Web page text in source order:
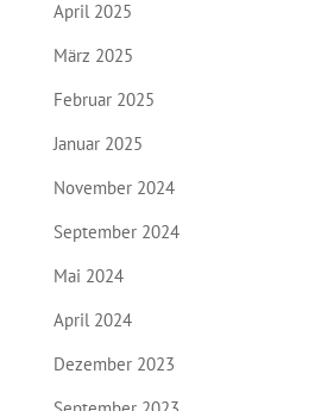
April 2025
März 2025
Februar 2025
Januar 2025
November 2024
September 2024
Mai 2024
April 2024
Dezember 2023